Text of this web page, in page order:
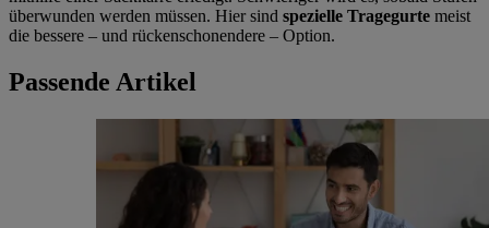
überwunden werden müssen. Hier sind spezielle Tragegurte meist
die bessere – und rückenschonendere – Option.
Passende Artikel